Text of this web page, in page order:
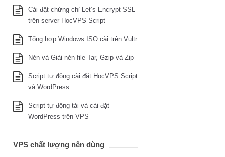
Cài đặt chứng chỉ Let’s Encrypt SSL
trên server HocVPS Script
Tổng hợp Windows ISO cài trên Vultr
Nén và Giải nén file Tar, Gzip và Zip
Script tự động cài đặt HocVPS Script
và WordPress
Script tự động tải và cài đặt
WordPress trên VPS
VPS chất lượng nên dùng